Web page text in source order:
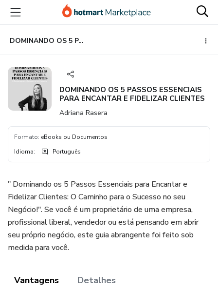
para
conteúdo
principal
para
pagamento
para
rodapé
DOMINANDO OS 5 PASSOS ESSENCIAIS PARA ENCANTAR E FIDELIZAR CLIENTES
DOMINANDO OS 5 PASSOS ESSENCIAIS
PARA ENCANTAR E FIDELIZAR CLIENTES
Adriana Rasera
Formato: eBooks ou Documentos
Idioma: Português
" Dominando os 5 Passos Essenciais para Encantar e
Fidelizar Clientes: O Caminho para o Sucesso no seu
Negócio!". Se você é um proprietário de uma empresa,
profissional liberal, vendedor ou está pensando em abrir
seu próprio negócio, este guia abrangente foi feito sob
medida para você.
Vantagens Detalhes